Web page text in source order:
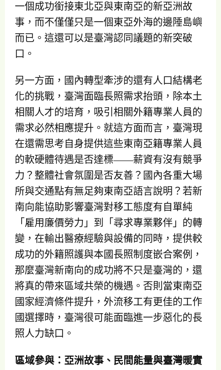
一個成功銜接東北亞與東南亞的新亞洲故
事，而不僅僅只是一個東亞外海的邊陲島嶼
而已。這還可以是臺灣認同議題的新突破
口。
另一方面，國內轉型牽涉的還有人口結構老
化的挑戰，臺灣面臨長照需求抬頭，除本土
相關人才的培育，吸引相關外籍專業人員的
需求必然相應提升。就這方面而言，臺灣現
在還需思考自身提供這些東南亞籍專業人員
的軟硬體待遇是否達標——薪資有沒有競爭
力？整體社會氛圍是否友善？國內各重大場
所與交通點有無足夠東南亞語言說明？若新
南向能協助影響臺灣對移工態度有自單純
「雇用廉價勞力」到「尋求專業夥伴」的轉
變，在輸出醫療經驗與設備的同時，提供較
成功的外籍照護與本國長照制度嵌合案例，
那麼臺灣新南向的成功將不只是臺灣的，還
將真的帶來區域共榮的機遇。否則當東南亞
國家經濟條件提升，外流移工有更佳的工作
國選擇時，臺灣很可能面臨進一步惡化的長
照人力缺口。
區域參與：亞洲故事、民間能量與臺灣暖實